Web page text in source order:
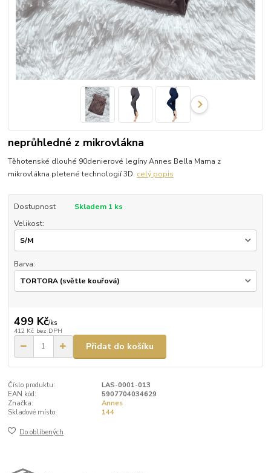
neprůhledné z mikrovlákna
Těhotenské dlouhé 90denierové legíny Annes Bella Mama z
mikrovlákna pletené technologií 3D. celý popis
Dostupnost
Skladem 1 ks
Velikost:
Barva:
499 Kč/ks
412 Kč bez DPH
Přidat do košíku
Číslo produktu:
LAS-0001-013
EAN kód:
5907704034629
Značka:
Annes
Skladové místo:
144
Do oblíbených